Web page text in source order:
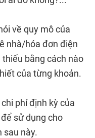
về quy mô của
nhà/hóa đơn điện
bằng cách nào
của từng khoản.
phí định kỳ của
sử dụng cho
sau này.